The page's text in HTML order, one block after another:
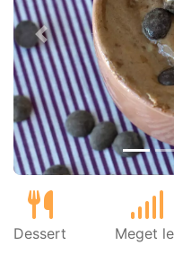
Tidligere
Dessert Meget